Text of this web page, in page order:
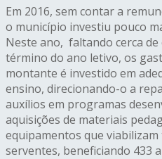
Em 2016, sem contar a
o município investiu pouco
Neste ano, faltando cerca
término do ano letivo, os
montante é investido em
ensino, direcionando-o a
auxílios em programas
aquisições de materiais
equipamentos que
serventes, beneficiando 433